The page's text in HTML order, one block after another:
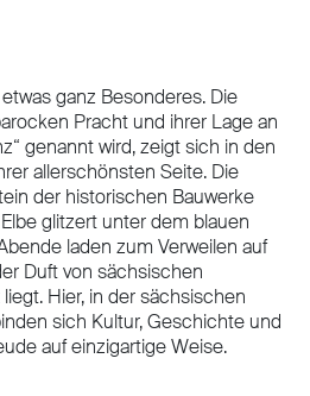
ganz Besonderes. Die
Pracht und ihrer Lage an
genannt wird, zeigt sich in den
allerschönsten Seite. Die
der historischen Bauwerke
glitzert unter dem blauen
laden zum Verweilen auf
Duft von sächsischen
Hier, in der sächsischen
sich Kultur, Geschichte und
auf einzigartige Weise.